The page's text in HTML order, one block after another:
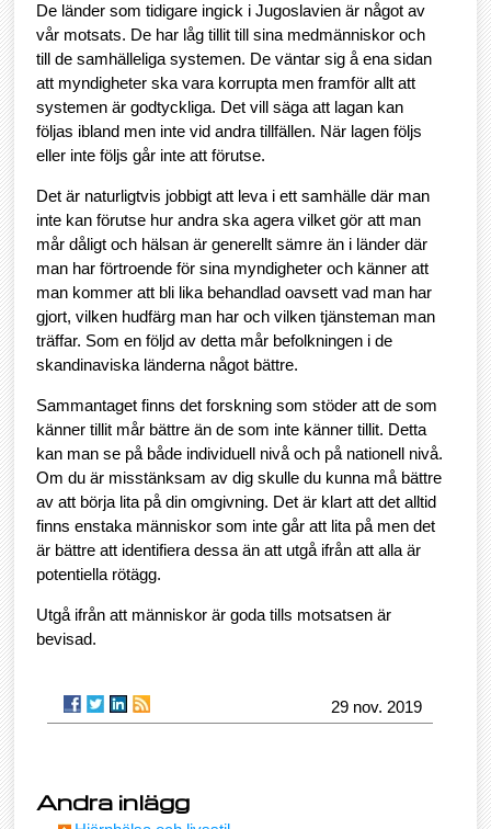
De länder som tidigare ingick i Jugoslavien är något av
vår motsats. De har låg tillit till sina medmänniskor och
till de samhälleliga systemen. De väntar sig å ena sidan
att myndigheter ska vara korrupta men framför allt att
systemen är godtyckliga. Det vill säga att lagan kan
följas ibland men inte vid andra tillfällen. När lagen följs
eller inte följs går inte att förutse.
Det är naturligtvis jobbigt att leva i ett samhälle där man
inte kan förutse hur andra ska agera vilket gör att man
mår dåligt och hälsan är generellt sämre än i länder där
man har förtroende för sina myndigheter och känner att
man kommer att bli lika behandlad oavsett vad man har
gjort, vilken hudfärg man har och vilken tjänsteman man
träffar. Som en följd av detta mår befolkningen i de
skandinaviska länderna något bättre.
Sammantaget finns det forskning som stöder att de som
känner tillit mår bättre än de som inte känner tillit. Detta
kan man se på både individuell nivå och på nationell nivå.
Om du är misstänksam av dig skulle du kunna må bättre
av att börja lita på din omgivning. Det är klart att det alltid
finns enstaka människor som inte går att lita på men det
är bättre att identifiera dessa än att utgå ifrån att alla är
potentiella rötägg.
Utgå ifrån att människor är goda tills motsatsen är
bevisad.
29 nov. 2019
Andra inlägg